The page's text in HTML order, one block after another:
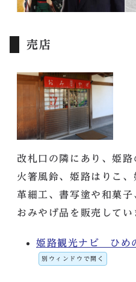
売店
改札口の隣にあり、姫
火箸風鈴、姫路はりこ
革細工、書写塗や和菓
おみやげ品を販売してい
姫路観光ナビ ひめ
別ウィンドウで開く